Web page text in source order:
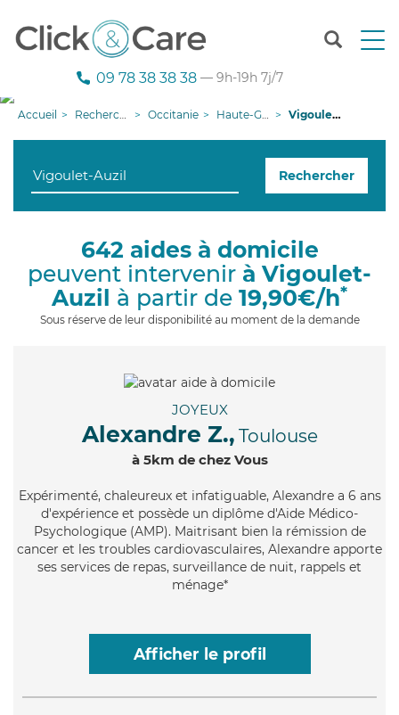
T
n
g
09 78 38 38 38 — 9h-19h 7j/7
Accueil Recherche aide à domicile Occitanie Haute-Garonne Vigoulet-Auzil
Rechercher
642 aides à domicile
peuvent intervenir à Vigoulet-
Auzil à partir de 19,90€/h*
Sous réserve de leur disponibilité au moment de la demande
JOYEUX
Alexandre Z., Toulouse
à 5km de chez Vous
Expérimenté, chaleureux et infatiguable, Alexandre a 6 ans
d'expérience et possède un diplôme d'Aide Médico-
Psychologique (AMP). Maitrisant bien la rémission de
cancer et les troubles cardiovasculaires, Alexandre apporte
ses services de repas, surveillance de nuit, rappels et
ménage*
Afficher le profil